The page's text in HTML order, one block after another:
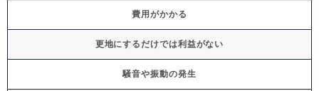
費用がかかる
更地にするだけでは利益がない
騒音や振動の発生